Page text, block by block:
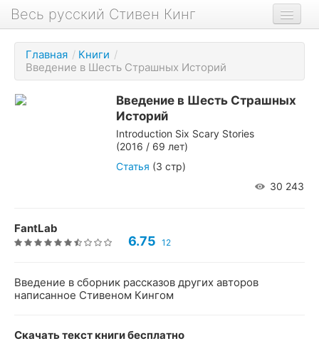
Весь русский Стивен Кинг
Книги
Фильмы
Аудиокниги
Главная / Книги /
Введение в Шесть Страшных Историй
Введение в Шесть Страшных
Историй
Introduction Six Scary Stories
(2016 / 69 лет)
Статья (3 стр)
30 243
FantLab
6.75 12
Введение в сборник рассказов других авторов
написанное Стивеном Кингом
Скачать текст книги бесплатно